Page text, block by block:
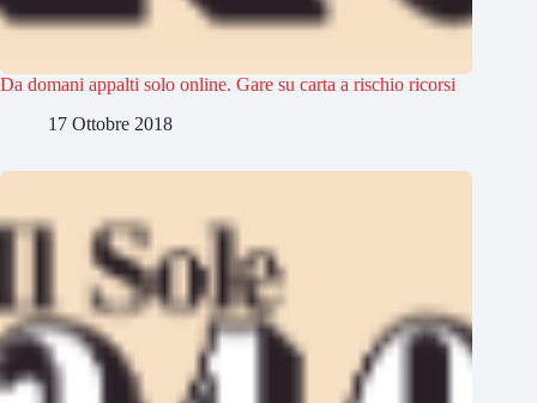
Da domani appalti solo online. Gare su carta a rischio ricorsi
17 Ottobre 2018